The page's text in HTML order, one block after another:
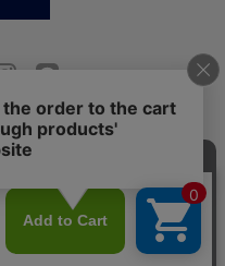
採用情報 お問い合せ
特定商取引法に基づく表記